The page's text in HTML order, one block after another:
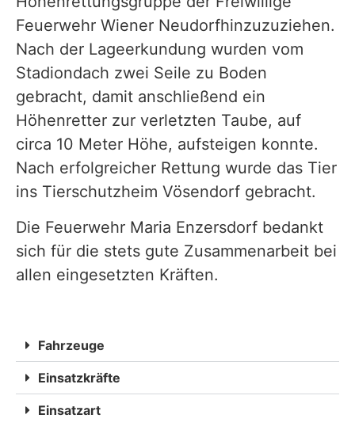
Feuerwehr Wiener Neudorfhinzuzuziehen.
Nach der Lageerkundung wurden vom
Stadiondach zwei Seile zu Boden
gebracht, damit anschließend ein
Höhenretter zur verletzten Taube, auf
circa 10 Meter Höhe, aufsteigen konnte.
Nach erfolgreicher Rettung wurde das Tier
ins Tierschutzheim Vösendorf gebracht.
Die Feuerwehr Maria Enzersdorf bedankt
sich für die stets gute Zusammenarbeit bei
allen eingesetzten Kräften.
Fahrzeuge
Einsatzkräfte
Einsatzart